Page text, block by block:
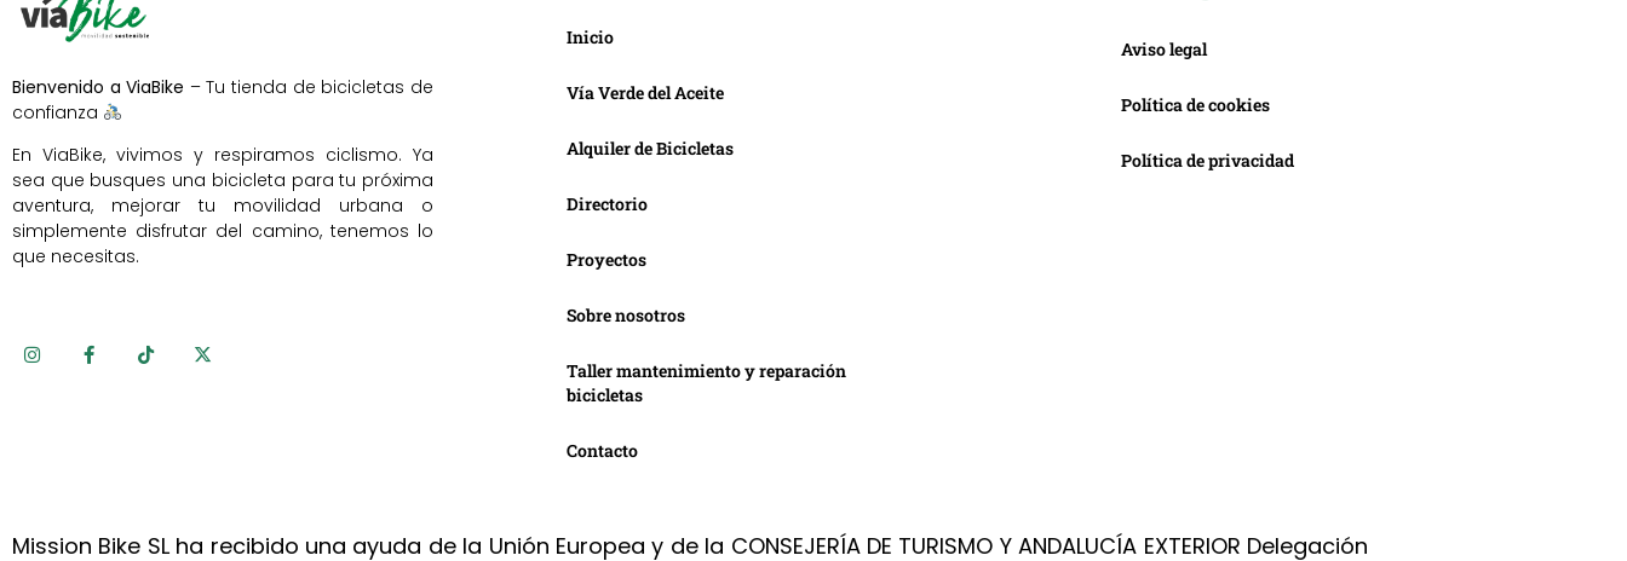
Bienvenido a ViaBike – Tu tienda de bicicletas de
confianza
En ViaBike, vivimos y respiramos ciclismo. Ya
sea que busques una bicicleta para tu próxima
aventura, mejorar tu movilidad urbana o
simplemente disfrutar del camino, tenemos lo
que necesitas.
Inicio
Vía Verde del Aceite
Alquiler de Bicicletas
Directorio
Proyectos
Sobre nosotros
Taller mantenimiento y reparación
bicicletas
Contacto
Aviso legal
Política de cookies
Política de privacidad
Mission Bike SL ha recibido una ayuda de la Unión Europea y de la CONSEJERÍA DE TURISMO Y ANDALUCÍA EXTERIOR Delegación